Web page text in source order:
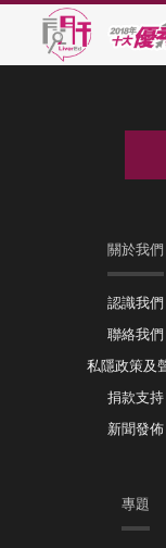
關於我們
認識我們
聯絡我們
私隱政策及
捐款支持
新聞發佈
專題